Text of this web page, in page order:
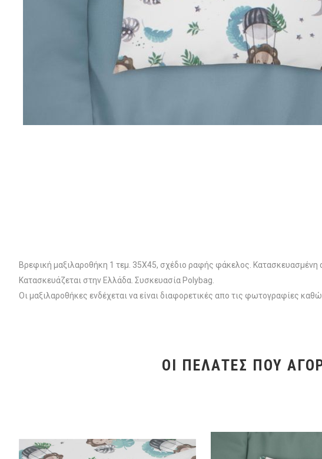
Βρεφική μαξιλαροθήκη 1 τεμ. 35Χ45, σχέδιο ραφής φάκελος.
Κατασκευάζεται στην Ελλάδα. Συσκευασία Polybag.
Οι μαξιλαροθήκες ενδέχεται να είναι διαφορετικές απο τις φωτογραφίες
ΟΙ ΠΕΛΆΤΕΣ ΠΟΥ